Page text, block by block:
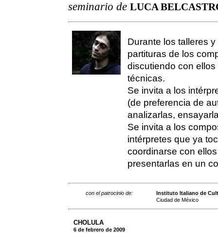
seminario de LUCA
Durante los talleres y
partituras de los
discutiendo con
técnicas.
Se invita a los
(de preferencia de
analizarlas,
Se invita a los
intérpretes que ya
coordinarse con
presentarlas en un
con el patrocinio de:
Instituto Italiano de
Ciudad de México
CHOLULA
6 de febrero de 2009